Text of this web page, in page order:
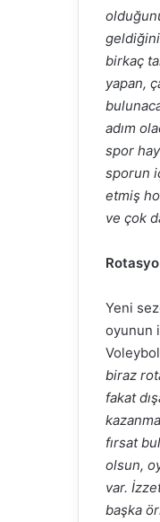
birkaç
yapan,
adım
spor
sporun
etmiş
ve çok
Yeni
oyunun
Voleybol
biraz
fakat
fırsat
olsun,
var.
başka